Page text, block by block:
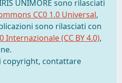
UNIMORE sono rilasciati
CC0 1.0 Universal,
sono rilasciati con
Internazionale (CC BY 4.0),
copyright, contattare